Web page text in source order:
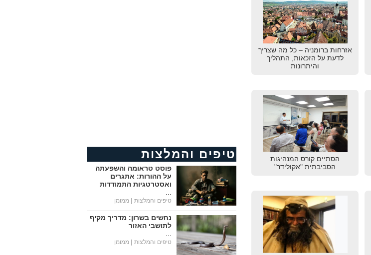
אזרחות ברומניה – כל מה שצריך
לדעת על הזכאות, התהליך
והיתרונות
הסתיים קורס המנהיגות
הסביבתית "אקולידר"
טיפים והמלצות
פוסט טראומה והשפעתה
על ההורות: אתגרים
ואסטרטגיות התמודדות
טיפים והמלצות | ממומן
נחשים בשרון: מדריך מקיף
לתושבי האזור
טיפים והמלצות | ממומן